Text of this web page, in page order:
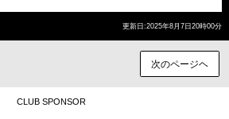
更新日:2025年8月7日20時00分
次のページヘ
CLUB SPONSOR